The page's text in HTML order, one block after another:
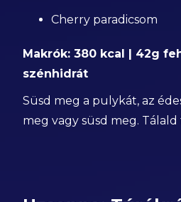
Cherry paradicsom
Makrók: 380 kcal | 42g
szénhidrát
Süsd meg a pulykát, az
meg vagy süsd meg. Tálald